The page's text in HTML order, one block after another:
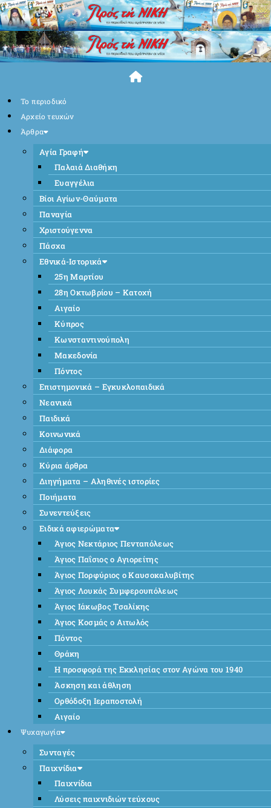
Skip
to
content
Το περιοδικό
Αρχείο τευχών
Άρθρα
Αγία Γραφή
Παλαιά Διαθήκη
Ευαγγέλια
Βίοι Αγίων-Θαύματα
Παναγία
Χριστούγεννα
Πάσχα
Εθνικά-Ιστορικά
25η Μαρτίου
28η Οκτωβρίου – Κατοχή
Αιγαίο
Κύπρος
Κωνσταντινούπολη
Μακεδονία
Πόντος
Επιστημονικά – Εγκυκλοπαιδικά
Νεανικά
Παιδικά
Κοινωνικά
Διάφορα
Κύρια άρθρα
Διηγήματα – Αληθινές ιστορίες
Ποιήματα
Συνεντεύξεις
Ειδικά αφιερώματα
Άγιος Νεκτάριος Πενταπόλεως
Άγιος Παΐσιος ο Αγιορείτης
Άγιος Πορφύριος ο Καυσοκαλυβίτης
Άγιος Λουκάς Συμφερουπόλεως
Άγιος Ιάκωβος Τσαλίκης
Άγιος Κοσμάς ο Αιτωλός
Πόντος
Θράκη
Η προσφορά της Εκκλησίας στον Αγώνα του 1940
Άσκηση και άθληση
Ορθόδοξη Ιεραποστολή
Αιγαίο
Ψυχαγωγία
Συνταγές
Παιχνίδια
Παιχνίδια
Λύσεις παιχνιδιών τεύχους